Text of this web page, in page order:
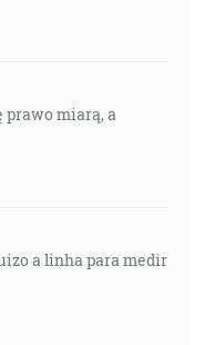
prawo miarą, a
a linha para medir